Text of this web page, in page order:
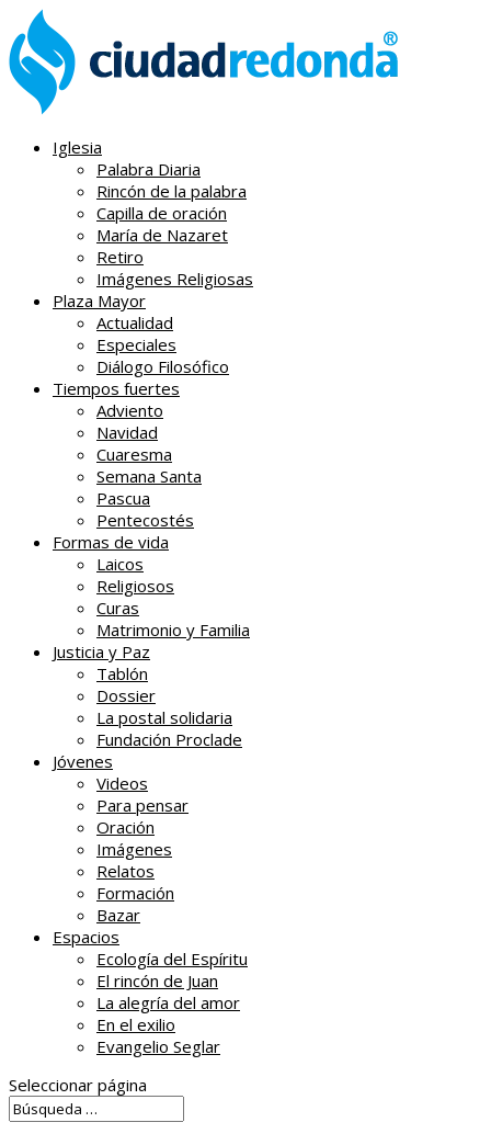
Iglesia
Palabra Diaria
Rincón de la palabra
Capilla de oración
María de Nazaret
Retiro
Imágenes Religiosas
Plaza Mayor
Actualidad
Especiales
Diálogo Filosófico
Tiempos fuertes
Adviento
Navidad
Cuaresma
Semana Santa
Pascua
Pentecostés
Formas de vida
Laicos
Religiosos
Curas
Matrimonio y Familia
Justicia y Paz
Tablón
Dossier
La postal solidaria
Fundación Proclade
Jóvenes
Videos
Para pensar
Oración
Imágenes
Relatos
Formación
Bazar
Espacios
Ecología del Espíritu
El rincón de Juan
La alegría del amor
En el exilio
Evangelio Seglar
Seleccionar página